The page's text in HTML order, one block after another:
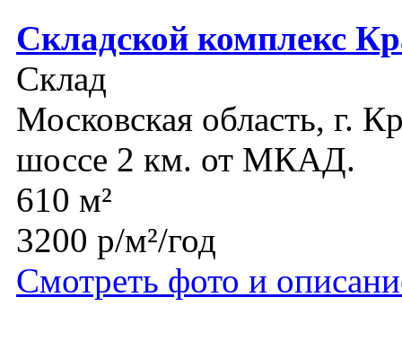
Складской комплекс
Склад
Московская область, г.
шоссе 2 км. от МКАД.
610 м²
3200 р/м²/год
Смотреть фото и